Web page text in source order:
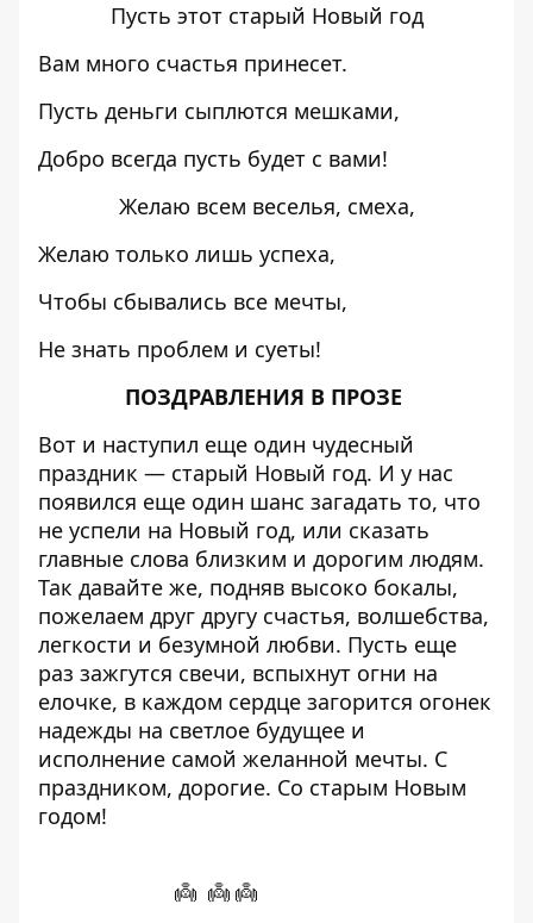
Пусть этот старый Новый год
Вам много счастья принесет.
Пусть деньги сыплются мешками,
Добро всегда пусть будет с вами!
Желаю всем веселья, смеха,
Желаю только лишь успеха,
Чтобы сбывались все мечты,
Не знать проблем и суеты!
ПОЗДРАВЛЕНИЯ В ПРОЗЕ
Вот и наступил еще один чудесный
праздник — старый Новый год. И у нас
появился еще один шанс загадать то, что
не успели на Новый год, или сказать
главные слова близким и дорогим людям.
Так давайте же, подняв высоко бокалы,
пожелаем друг другу счастья, волшебства,
легкости и безумной любви. Пусть еще
раз зажгутся свечи, вспыхнут огни на
елочке, в каждом сердце загорится огонек
надежды на светлое будущее и
исполнение самой желанной мечты. С
праздником, дорогие. Со старым Новым
годом!
👼 👼 👼